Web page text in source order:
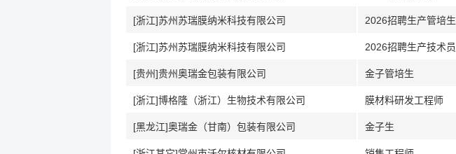
[浙江]苏州苏瑞膜纳米科技有限公司 2026招聘生产管培生
[浙江]苏州苏瑞膜纳米科技有限公司 2026招聘生产技术员
[贵州]贵州奥瑞金包装有限公司 金子管培生
[浙江]博格隆（浙江）生物技术有限公司 膜材料研发工程师
[黑龙江]奥瑞金（甘南）包装有限公司 金子生